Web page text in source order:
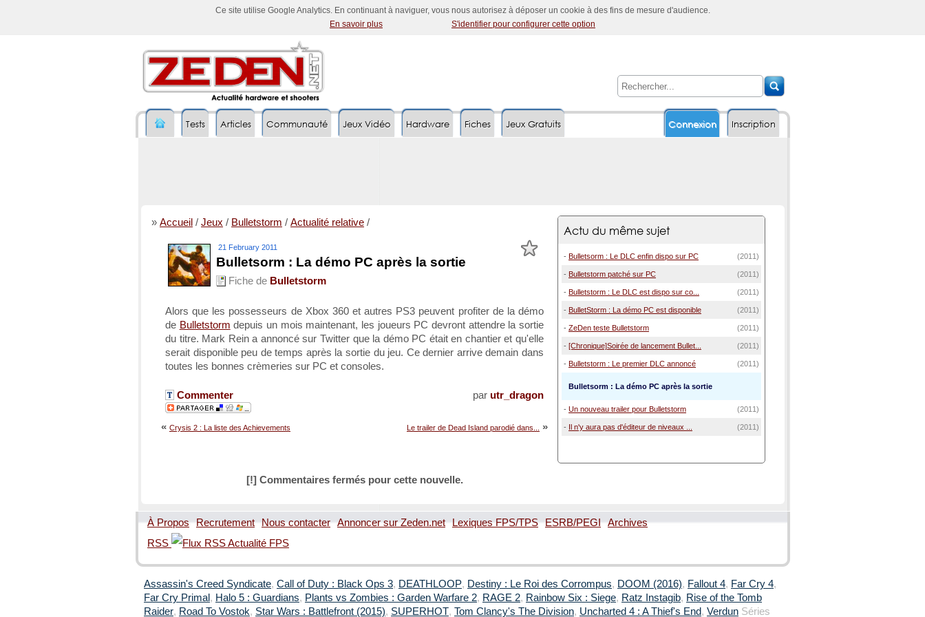
Ce site utilise Google Analytics. En continuant à naviguer, vous nous autorisez à déposer un cookie à des fins de mesure d'audience.
En savoir plus
S'identifier pour configurer cette option
Inscription
Tests Articles Communauté Jeux Vidéo Hardware Fiches Connexion
Jeux Gratuits
» Accueil / Jeux / Bulletstorm / Actualité relative /
21 February 2011
Bulletsorm : La démo PC après la sortie
Fiche de Bulletstorm
Alors que les possesseurs de Xbox 360 et autres PS3 peuvent profiter de la démo
de Bulletstorm depuis un mois maintenant, les joueurs PC devront attendre la sortie
du titre. Mark Rein a annoncé sur Twitter que la démo PC était en chantier et qu'elle
serait disponible peu de temps après la sortie du jeu. Ce dernier arrive demain dans
toutes les bonnes crèmeries sur PC et consoles.
par utr_dragon
Commenter
Le trailer de Dead Island parodié dans... »
« Crysis 2 : La liste des Achievements
[!] Commentaires fermés pour cette nouvelle.
Actu du même sujet
- Bulletsorm : Le DLC enfin dispo sur PC (2011)
- Bulletstorm patché sur PC (2011)
- Bulletstorm : Le DLC est dispo sur co... (2011)
- BulletStorm : La démo PC est disponible (2011)
- ZeDen teste Bulletstorm (2011)
- [Chronique]Soirée de lancement Bullet... (2011)
- Bulletstorm : Le premier DLC annoncé (2011)
Bulletsorm : La démo PC après la sortie
- Un nouveau trailer pour Bulletstorm (2011)
- Il n'y aura pas d'éditeur de niveaux ... (2011)
À Propos Recrutement Nous contacter Annoncer sur Zeden.net Lexiques FPS/TPS ESRB/PEGI
Archives
RSS
Assassin's Creed Syndicate, Call of Duty : Black Ops 3, DEATHLOOP, Destiny : Le Roi des Corrompus, DOOM (2016), Fallout 4, Far Cry 4,
Far Cry Primal , Halo 5 : Guardians, Plants vs Zombies : Garden Warfare 2, RAGE 2, Rainbow Six : Siege, Ratz Instagib, Rise of the Tomb
Raider, Road To Vostok, Star Wars : Battlefront (2015), SUPERHOT, Tom Clancy's The Division, Uncharted 4 : A Thief's End, Verdun Séries